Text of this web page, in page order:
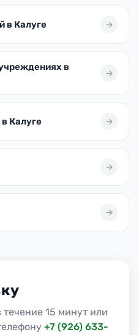
в Калуге
в
Калуге
15 минут или
+7 (926) 633-